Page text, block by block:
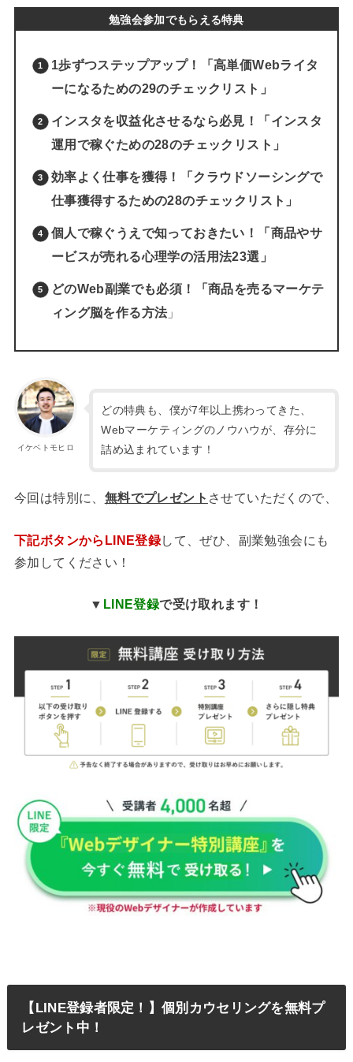
勉強会参加でもらえる特典
1歩ずつステップアップ！「高単価Webライタ
ーになるための29のチェックリスト」
インスタを収益化させるなら必見！「インスタ
運用で稼ぐための28のチェックリスト」
効率よく仕事を獲得！「クラウドソーシングで
仕事獲得するための28のチェックリスト」
個人で稼ぐうえで知っておきたい！「商品やサ
ービスが売れる心理学の活用法23選」
どのWeb副業でも必須！「商品を売るマーケテ
ィング脳を作る方法」
イケベトモヒロ
どの特典も、僕が7年以上携わってきた、
Webマーケティングのノウハウが、存分に
詰め込まれています！
今回は特別に、 無料でプレゼント させていただくので、
下記ボタンからLINE登録して、ぜひ、副業勉強会にも
参加してください！
▼ LINE登録で受け取れます！
【LINE登録者限定！】個別カウセリングを無料プ
レゼント中！